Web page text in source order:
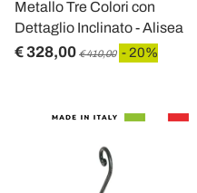
Metallo Tre Colori con
Dettaglio Inclinato - Alisea
€ 328,00 € 410,00 - 20%